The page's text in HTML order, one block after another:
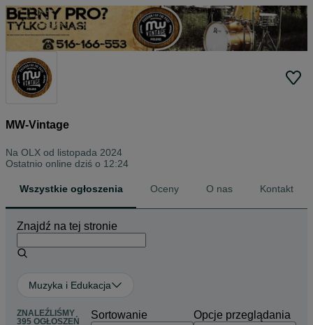
MW-Vintage
Na OLX od listopada 2024
Ostatnio online dziś o 12:24
Wszystkie ogłoszenia Oceny O nas Kontakt
Znajdź na tej stronie
Muzyka i Edukacja
ZNALEŹLIŚMY
395 OGŁOSZEŃ
Sortowanie Opcje przeglądania